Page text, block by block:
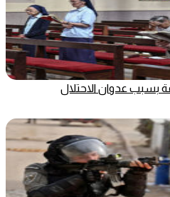
بسبب عدوان الاحتلال